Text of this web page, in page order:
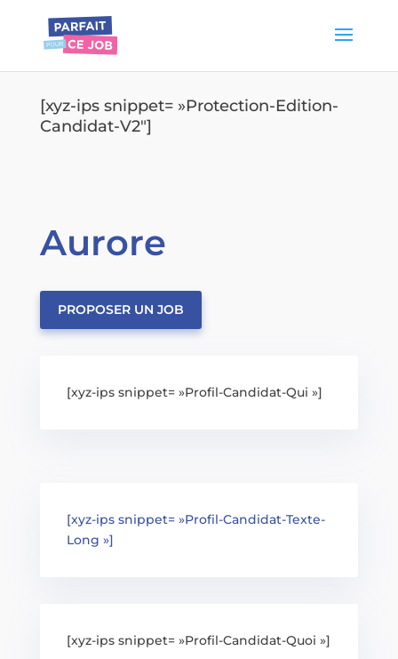
[xyz-ips snippet= »Protection-Edition-
Candidat-V2″]
Aurore
PROPOSER UN JOB
[xyz-ips snippet= »Profil-Candidat-Qui »]
[xyz-ips snippet= »Profil-Candidat-Texte-
Long »]
[xyz-ips snippet= »Profil-Candidat-Quoi »]